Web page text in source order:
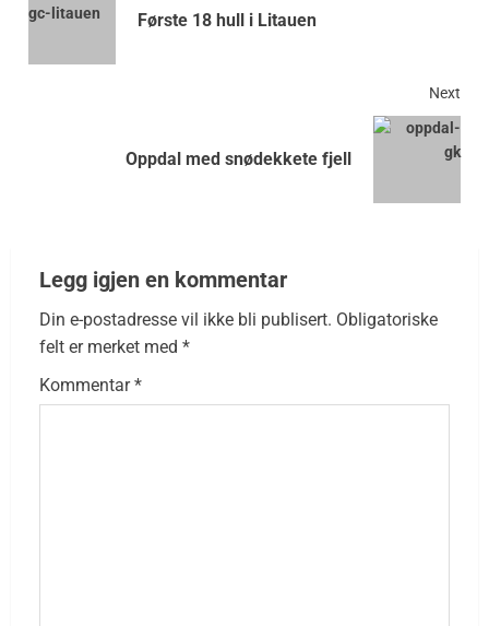
Første 18 hull i Litauen
Next
Oppdal med snødekkete fjell
Legg igjen en kommentar
Din e-postadresse vil ikke bli publisert. Obligatoriske
felt er merket med *
Kommentar*